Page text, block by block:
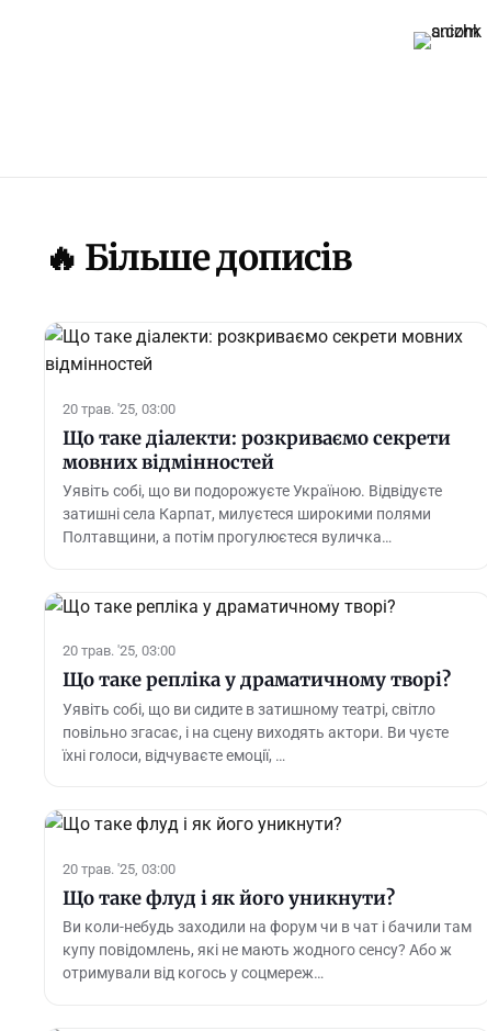
🔥 Більше дописів
20 трав. '25, 03:00
Що таке діалекти: розкриваємо секрети
мовних відмінностей
Уявіть собі, що ви подорожуєте Україною. Відвідуєте
затишні села Карпат, милуєтеся широкими полями
Полтавщини, а потім прогулюєтеся вуличка…
20 трав. '25, 03:00
Що таке репліка у драматичному творі?
Уявіть собі, що ви сидите в затишному театрі, світло
повільно згасає, і на сцену виходять актори. Ви чуєте
їхні голоси, відчуваєте емоції, …
20 трав. '25, 03:00
Що таке флуд і як його уникнути?
Ви коли-небудь заходили на форум чи в чат і бачили там
купу повідомлень, які не мають жодного сенсу? Або ж
отримували від когось у соцмереж…